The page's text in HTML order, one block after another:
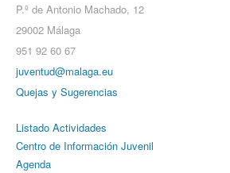
P.º de Antonio Machado, 12
29002 Málaga
951 92 60 67
juventud@malaga.eu
Quejas y Sugerencias
Listado Actividades
Centro de Información Juvenil
Agenda